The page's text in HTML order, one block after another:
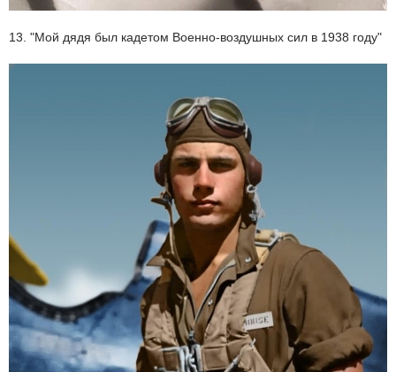
13. "Мой дядя был кадетом Военно-воздушных сил в 1938 году"